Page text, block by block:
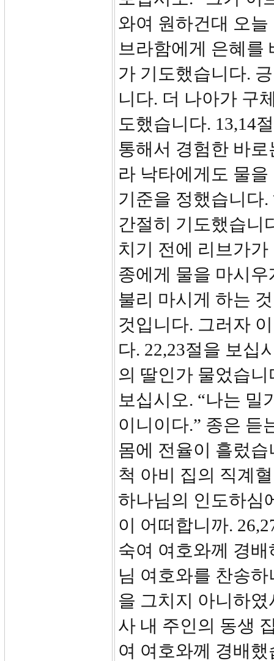
와여 원하건대 오
브라함에게 은혜를
가 기도했습니다.
니다. 더 나아가 구
도했습니다. 13,14
통해서 경험한 바
라 낙타에게도 물
기준을 정했습니다
간절히 기도했습니
치기 전에 리브가
종에게 물을 마시
불리 마시게 하는
것입니다. 그러자
다. 22,23절을 보십
의 딸인가 물었습
보십시오. “나는 밀
이니이다.” 종은 듣
몸에 전율이 흘렀
척 아비 집의 직계
하나님의 인도하심
이 어떠합니까.
숙여 여호와께 경
님 여호와를 찬송
을 그치지 아니하
사 내 주인의 동생
여 여호와께 경배